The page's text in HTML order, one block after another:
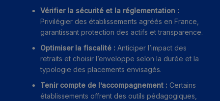
Vérifier la sécurité et la réglementation :
Privilégier des établissements agréés en France,
garantissant protection des actifs et transparence.
Optimiser la fiscalité : Anticiper l’impact des
retraits et choisir l’enveloppe selon la durée et la
typologie des placements envisagés.
Tenir compte de l’accompagnement : Certains
établissements offrent des outils pédagogiques,